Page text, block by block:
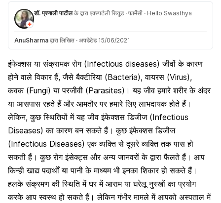
डॉ. प्रणाली पाटीलके द्वारा एक्स्पर्टली रिव्यूड · फार्मेसी · Hello Swasthya
AnuSharma द्वारा लिखित · अपडेटेड 15/06/2021
इंफेक्शस या संक्रामक रोग (Infectious diseases) जीवों के कारण
होने वाले विकार हैं, जैसे बैक्टीरिया (Bacteria), वायरस (Virus),
कवक (Fungi) या परजीवी (Parasites)। यह जीव हमारे शरीर के अंदर
या आसपास रहते हैं और आमतौर पर हमारे लिए लाभदायक होते हैं।
लेकिन, कुछ स्थितियों में यह जीव इंफेक्शस डिजीज (Infectious
Diseases) का कारण बन सकते हैं।कुछइंफेक्शस डिजीज
(Infectious Diseases) एक व्यक्ति से दूसरे व्यक्ति तक पास हो
सकती हैं। कुछ रोग इंसेक्ट्स और अन्य जानवरों के द्वारा फैलते हैं। आप
किन्ही खाद्य पदार्थों या पानी के माध्यम भी इनका शिकार हो सकते हैं।
हलके संक्रमण की स्थिति में घर में आराम या घरेलू नुस्खों का प्रयोग
करके आप स्वस्थ हो सकते हैं। लेकिन गंभीर मामले में आपको अस्पताल में